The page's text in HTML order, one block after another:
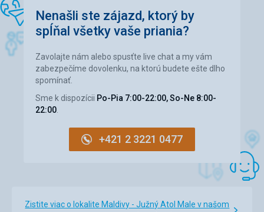
Nenašli ste zájazd, ktorý by
spĺňal všetky vaše priania?
Zavolajte nám alebo spusťte live chat a my vám
zabezpečíme dovolenku, na ktorú budete ešte dlho
spomínať.
Sme k dispozícii Po-Pia 7:00-22:00, So-Ne 8:00-
22:00
+421 2 3221 0477
Zistite viac o lokalite Maldivy - Južný Atol Male v našom